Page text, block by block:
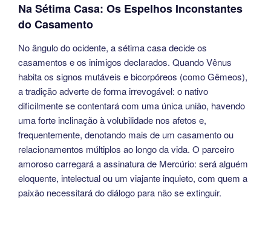
Na Sétima Casa: Os Espelhos Inconstantes
do Casamento
No ângulo do ocidente, a sétima casa decide os
casamentos e os inimigos declarados. Quando Vênus
habita os signos mutáveis e bicorpóreos (como Gêmeos),
a tradição adverte de forma irrevogável: o nativo
dificilmente se contentará com uma única união, havendo
uma forte inclinação à volubilidade nos afetos e,
frequentemente, denotando mais de um casamento ou
relacionamentos múltiplos ao longo da vida. O parceiro
amoroso carregará a assinatura de Mercúrio: será alguém
eloquente, intelectual ou um viajante inquieto, com quem a
paixão necessitará do diálogo para não se extinguir.